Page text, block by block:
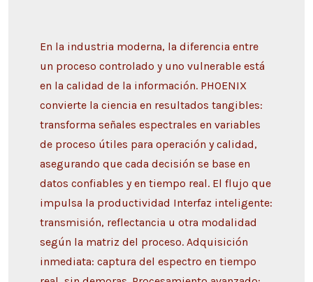
En la industria moderna, la diferencia entre
un proceso controlado y uno vulnerable está
en la calidad de la información. PHOENIX
convierte la ciencia en resultados tangibles:
transforma señales espectrales en variables
de proceso útiles para operación y calidad,
asegurando que cada decisión se base en
datos confiables y en tiempo real. El flujo que
impulsa la productividad Interfaz inteligente:
transmisión, reflectancia u otra modalidad
según la matriz del proceso. Adquisición
inmediata: captura del espectro en tiempo